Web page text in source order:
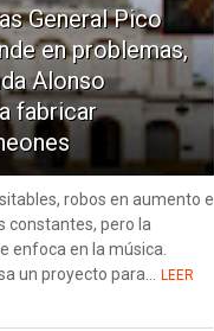
General Pico
en problemas,
Alonso
fabricar
robos en aumento e
constantes, pero la
enfoca en la música.
un proyecto para... LEER